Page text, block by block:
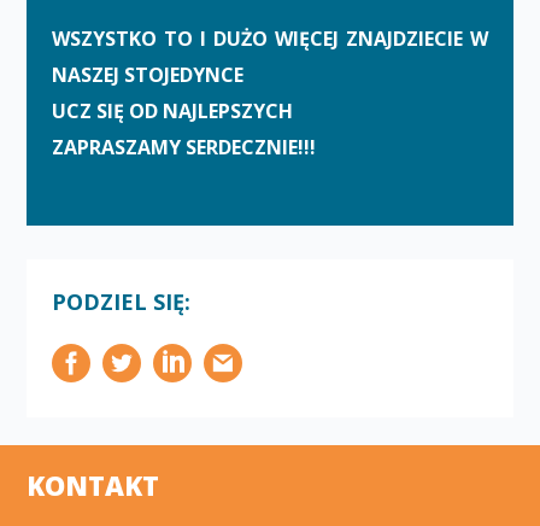
WSZYSTKO TO I DUŻO WIĘCEJ ZNAJDZIECIE W
NASZEJ STOJEDYNCE
UCZ SIĘ OD NAJLEPSZYCH
ZAPRASZAMY SERDECZNIE!!!
PODZIEL SIĘ:
KONTAKT